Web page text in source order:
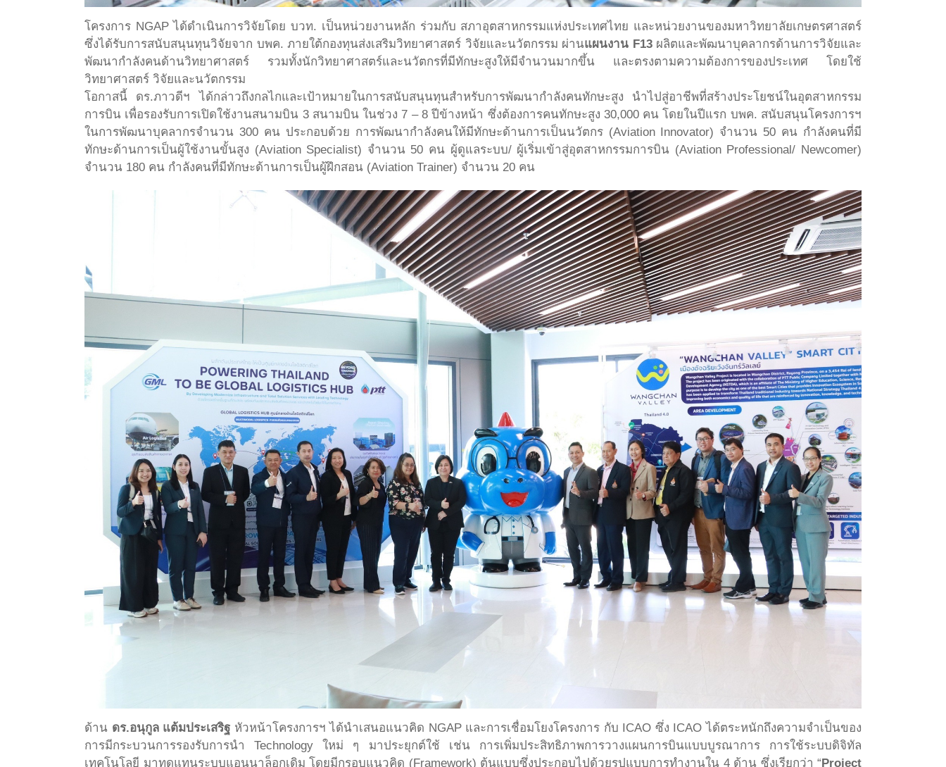
โครงการ NGAP ได้ดำเนินการวิจัยโดย บวท. เป็นหน่วยงานหลัก ร่วมกับ สภาอุตสาหกรรมแห่งประเทศไทย และหน่วยงานของมหาวิทยาลัยเกษตรศาสตร์
ซึ่งได้รับการสนับสนุนทุนวิจัยจาก บพค. ภายใต้กองทุนส่งเสริมวิทยาศาสตร์ วิจัยและนวัตกรรม ผ่านแผนงาน F13ผลิตและพัฒนาบุคลากรด้านการวิจัยและ
พัฒนากำลังคนด้านวิทยาศาสตร์ รวมทั้งนักวิทยาศาสตร์และนวัตกรที่มีทักษะสูงให้มีจำนวนมากขึ้น และตรงตามความต้องการของประเทศ โดยใช้
วิทยาศาสตร์ วิจัยและนวัตกรรม
โอกาสนี้ ดร.ภาวดีฯ ได้กล่าวถึงกลไกและเป้าหมายในการสนับสนุนทุนสำหรับการพัฒนากำลังคนทักษะสูง นำไปสู่อาชีพที่สร้างประโยชน์ในอุตสาหกรรม
การบิน เพื่อรองรับการเปิดใช้งานสนามบิน 3 สนามบิน ในช่วง 7 – 8 ปีข้างหน้า ซึ่งต้องการคนทักษะสูง 30,000 คน โดยในปีแรก บพค. สนับสนุนโครงการฯ
ในการพัฒนาบุคลากรจำนวน 300 คน ประกอบด้วย การพัฒนากำลังคนให้มีทักษะด้านการเป็นนวัตกร (Aviation Innovator) จำนวน 50 คน กำลังคนที่มี
ทักษะด้านการเป็นผู้ใช้งานขั้นสูง (Aviation Specialist) จำนวน 50 คน ผู้ดูแลระบบ/ ผู้เริ่มเข้าสู่อุตสาหกรรมการบิน (Aviation Professional/ Newcomer)
จำนวน 180 คน กำลังคนที่มีทักษะด้านการเป็นผู้ฝึกสอน (Aviation Trainer) จำนวน 20 คน
ด้าน ดร.อนุกูล แต้มประเสริฐ หัวหน้าโครงการฯ ได้นำเสนอแนวคิด NGAP และการเชื่อมโยงโครงการ กับ ICAO ซึ่ง ICAO ได้ตระหนักถึงความจำเป็นของ
การมีกระบวนการรองรับการนำ Technology ใหม่ ๆ มาประยุกต์ใช้ เช่น การเพิ่มประสิทธิภาพการวางแผนการบินแบบบูรณาการ การใช้ระบบดิจิทัล
เทคโนโลยี มาทดแทนระบบแอนนาล็อกเดิม โดยมีกรอบแนวคิด (Framework) ต้นแบบซึ่งประกอบไปด้วยรูปแบบการทำงานใน 4 ด้าน ซึ่งเรียกว่า “Project